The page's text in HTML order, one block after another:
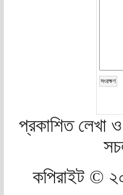
প্রকাশিত লেখা
কপিরাইট ©